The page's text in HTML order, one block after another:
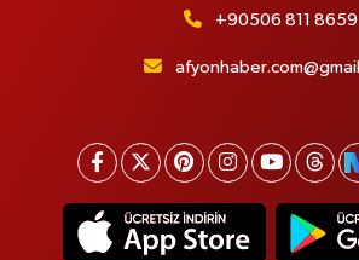
+90506 811 8659